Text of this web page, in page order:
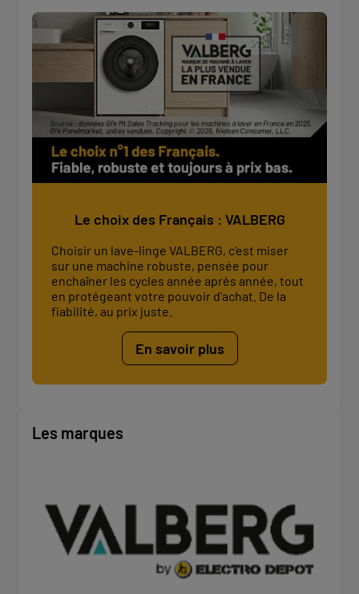
Le choix des Français : VALBERG
Choisir un lave-linge VALBERG, c'est miser
sur une machine robuste, pensée pour
enchaîner les cycles année après année, tout
en protégeant votre pouvoir d'achat. De la
fiabilité, au prix juste.
En savoir plus
Les marques